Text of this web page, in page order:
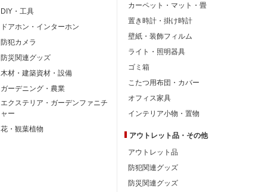
DIY・工具
ドアホン・インターホン
防犯カメラ
防災関連グッズ
木材・建築資材・設備
ガーデニング・農業
エクステリア・ガーデンファニチ
ャー
花・観葉植物
カーペット・マット・畳
置き時計・掛け時計
壁紙・装飾フィルム
ライト・照明器具
ゴミ箱
こたつ用布団・カバー
オフィス家具
インテリア小物・置物
アウトレット品・ その他
アウトレット品
防犯関連グッズ
防災関連グッズ